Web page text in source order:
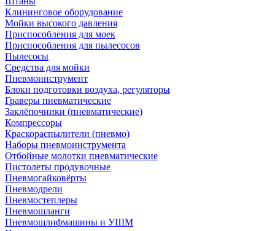
Клининговое оборудование
Мойки высокого давления
Приспособления для моек
Приспособления для пылесосов
Пылесосы
Средства для мойки
Пневмоинструмент
Блоки подготовки воздуха, регуляторы
Граверы пневматические
Заклёпочники (пневматические)
Компрессоры
Краскораспылители (пневмо)
Наборы пневмоинструмента
Отбойные молотки пневматические
Пистолеты продувочные
Пневмогайковёрты
Пневмодрели
Пневмостеплеры
Пневмошланги
Пневмошлифмашины и УШМ